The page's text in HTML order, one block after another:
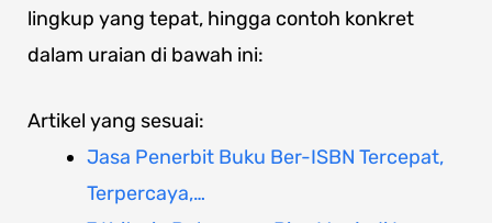
lingkup yang tepat, hingga contoh konkret
dalam uraian di bawah ini:
Artikel yang sesuai:
Jasa Penerbit Buku Ber-ISBN Tercepat,
Terpercaya,…